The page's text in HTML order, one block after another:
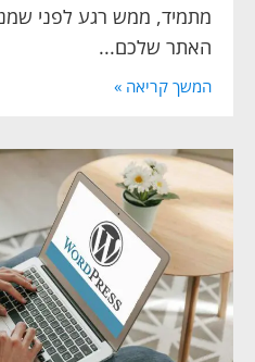
מתמיד, ממש רגע לפני
האתר שלכם...
המשך קריאה »